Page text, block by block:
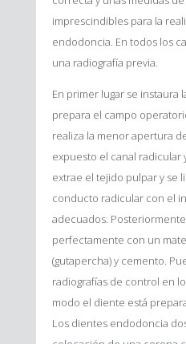
imprescindibles para la
endodoncia. En todos los
una radiografía previa.
En primer lugar se instaura
prepara el campo
realiza la menor apertura
expuesto el canal radicular
extrae el tejido pulpar y se
conducto radicular con el
adecuados.
perfectamente con un
(gutapercha) y cemento.
radiografías de control en
modo el diente está
Los dientes endodoncia